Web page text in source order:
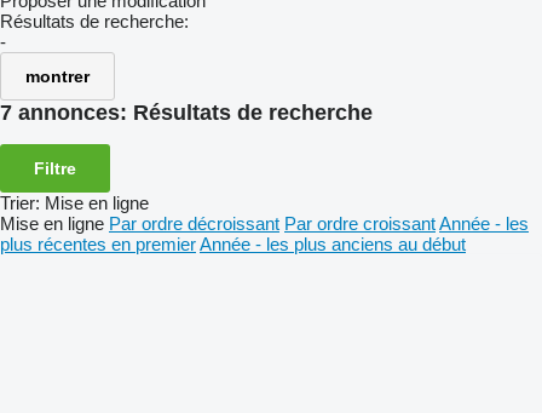
Résultats de recherche:
-
montrer
7 annonces: Résultats de recherche
Filtre
Trier: Mise en ligne
Mise en ligne Par ordre décroissant Par ordre croissantAnnée - les
plus récentes en premierAnnée - les plus anciens au début